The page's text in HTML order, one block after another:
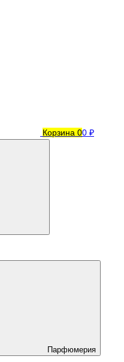
Корзина 00 ₽
Парфюмерия